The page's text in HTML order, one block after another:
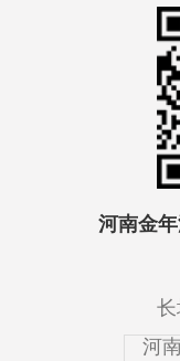
河南金
河